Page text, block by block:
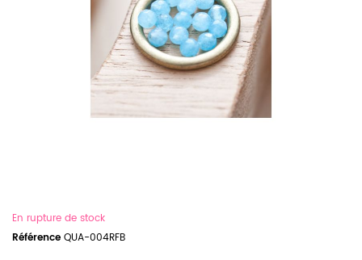
En rupture de stock
Référence QUA-004RFB